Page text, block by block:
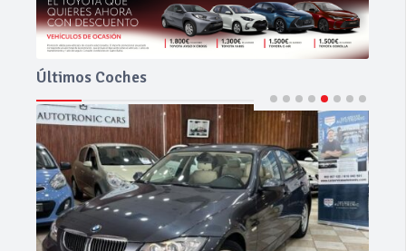
Últimos Coches